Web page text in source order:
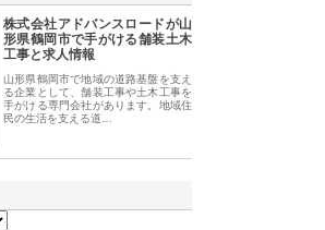
株式会社アドバンスロードが山
形県鶴岡市で手がける舗装土木
工事と求人情報
山形県鶴岡市で地域の道路基盤を支え
る企業として、舗装工事や土木工事を
手がける専門会社があります。地域住
民の生活を支える道…